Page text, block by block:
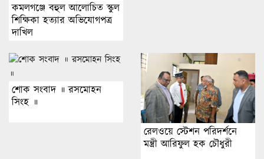
কমলগঞ্জে বহুল আলোচিত স্কুল
শিক্ষিকা হত্যার অভিযোগপত্র
দাখিল
শোক সংবাদ ॥ রসমোহন
সিংহ ॥
রেলওয়ে স্টেশন পরিদর্শনে
মন্ত্রী আরিফুল হক চৌধুরী